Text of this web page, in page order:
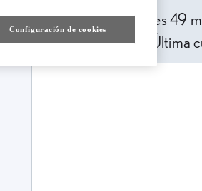
433,75 € /mes49
TAE: 10,10%
Última
Configuración de cookies